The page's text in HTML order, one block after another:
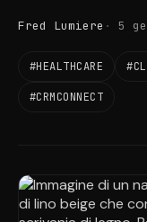
Fred Lumiere 5
#HEALTHCARE
#CRMCONNECT